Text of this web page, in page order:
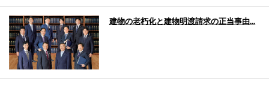
建物の老朽化と建物明渡請求の正当事由...